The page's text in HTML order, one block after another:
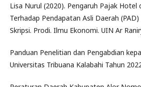
Lisa Nurul (2020). Pengaruh Pajak Hotel
Terhadap Pendapatan Asli Daerah
Skripsi. Prodi. Ilmu Ekonomi. UIN Ar
Panduan Penelitian dan Pengabdian
Universitas Tribuana Kalabahi Tahun